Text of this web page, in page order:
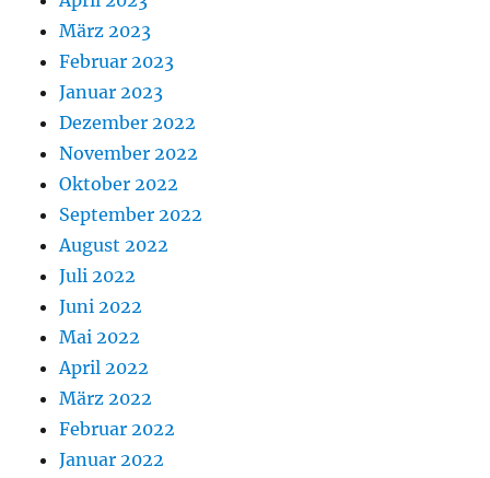
März 2023
Februar 2023
Januar 2023
Dezember 2022
November 2022
Oktober 2022
September 2022
August 2022
Juli 2022
Juni 2022
Mai 2022
April 2022
März 2022
Februar 2022
Januar 2022